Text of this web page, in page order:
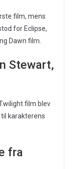
film, mens
for Eclipse,
Dawn film.
Stewart,
film blev
karakterens
fra